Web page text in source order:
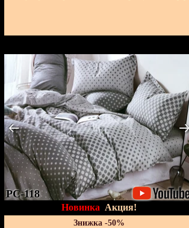
PC-118
Новинка Акция!
Знижка -50%